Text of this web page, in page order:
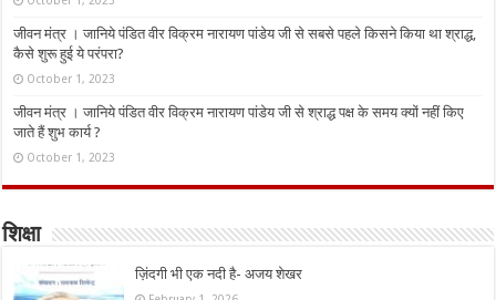
जीवन मंत्र । जानिये पंडित वीर विक्रम नारायण पांडेय जी से सबसे पहले किसने किया था श्राद्ध,
कैसे शुरू हुई ये परंपरा?
October 1, 2023
जीवन मंत्र । जानिये पंडित वीर विक्रम नारायण पांडेय जी से श्राद्ध पक्ष के समय क्यों नहीं किए
जाते हैं शुभ कार्य ?
October 1, 2023
शिक्षा
ज़िंदगी भी एक नदी है- अजय शेखर